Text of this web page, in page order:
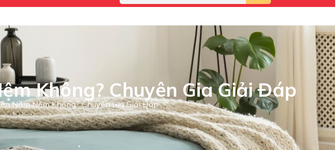
Không? Chuyên Gia Giải Đáp
Nằm Nệm Không? Chuyên Gia Giải Đáp